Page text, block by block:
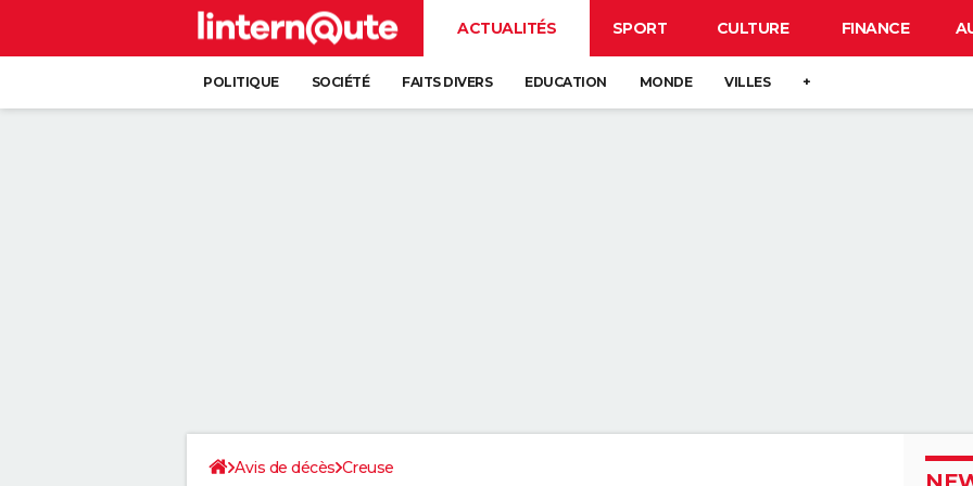
ACTUALITÉS SPORT CULTURE FINANCE
POLITIQUE SOCIÉTÉ FAITS DIVERS EDUCATION MONDE VILLES +
Avis de décès Creuse